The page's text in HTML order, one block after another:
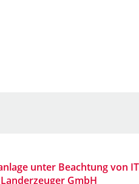
unter Beachtung von
GmbH